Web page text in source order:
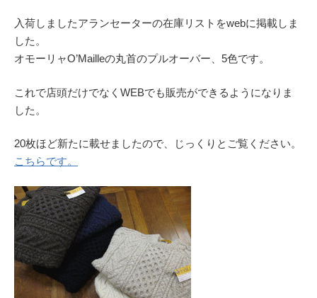
入荷しましたアランセーターの在庫リストをwebに掲載しま
した。
オモーリャO’Mailleの丸首のプルオーバー、5色です。
これで店頭だけでなくWEBでも販売ができるようになりま
した。
20枚ほど新たに載せましたので、じっくりとご覧ください。
こちらです。